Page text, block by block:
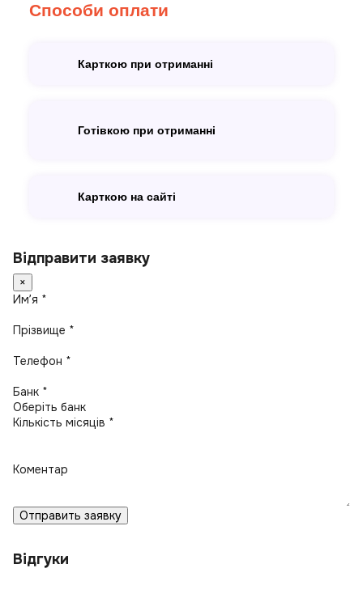
Способи оплати
Карткою при отриманні
Готівкою при отриманні
Карткою на сайті
Відправити заявку
×
Имʼя *
Прізвище *
Телефон *
Банк *
Кількість місяців *
Коментар
Отправить заявку
Відгуки